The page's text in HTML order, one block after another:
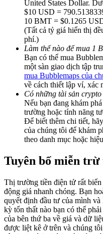
Deposit CASHCAT &
Share 500000
Exclusive for BitMart
Precious Metals
Trade Gold & Silver ·
United States Dollar.
$10 USD =
10 BMT = $0.1265
(Tất cả tỷ giá hiển thị
phí.)
Làm thế nào để mua 1
Bạn có thể mua
một sàn giao dịch tập
mua Bubblemaps của
về cách thiết lập ví, xác
Có những tài sản
Nếu bạn đang khám
trường hoặc tính năng
Để biết thêm chi tiết,
của chúng tôi để khám
theo danh mục hoặc
Tuyên bố miễn
Thị trường tiền điện tử rất
động giá nhanh chóng. Bạn
quyết định đầu tư của mình
kỳ tổn thất nào bạn có thể
của bên thứ ba về giá và dữ
được liệt kê ở trên và chúng